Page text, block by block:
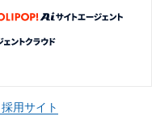
採用サイト